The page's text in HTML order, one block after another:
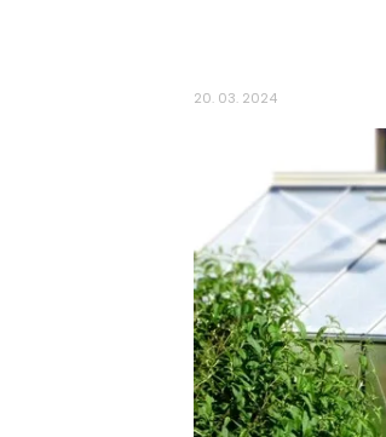
20. 03. 2024